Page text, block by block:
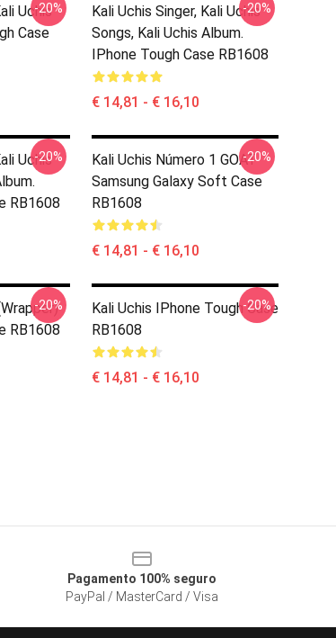
Uchis
Case
-20%
Kali Uchis Singer, Kali Uchis
Songs, Kali Uchis Album.
IPhone Tough Case RB1608
€ 14,81 - € 16,10
-20%
Uchis
RB1608
-20%
Kali Uchis Número 1 GOAT
Samsung Galaxy Soft Case
RB1608
€ 14,81 - € 16,10
-20%
RB1608
-20%
Kali Uchis IPhone Tough Case
RB1608
€ 14,81 - € 16,10
-20%
Pagamento 100% seguro
PayPal / MasterCard / Visa